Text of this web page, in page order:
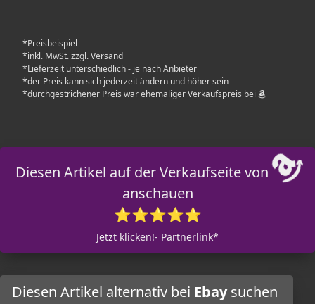
*Preisbeispiel
*inkl. MwSt. zzgl. Versand
*Lieferzeit unterschiedlich - je nach Anbieter
*der Preis kann sich jederzeit ändern und höher sein
*durchgestrichener Preis war ehemaliger Verkaufspreis bei
Diesen Artikel auf der Verkaufseite von
anschauen
⭐⭐⭐⭐⭐
Jetzt klicken!- Partnerlink*
Diesen Artikel alternativ bei Ebaysuchen